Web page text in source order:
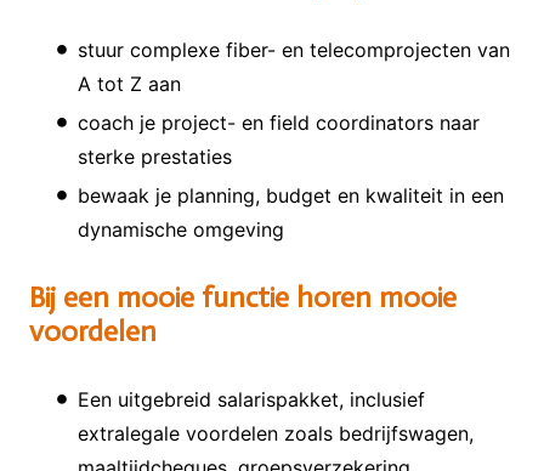
stuur complexe fiber- en telecomprojecten van
A tot Z aan
coach je project- en field coordinators naar
sterke prestaties
bewaak je planning, budget en kwaliteit in een
dynamische omgeving
Bij een mooie functie horen mooie
voordelen
Een uitgebreid salarispakket, inclusief
extralegale voordelen zoals bedrijfswagen,